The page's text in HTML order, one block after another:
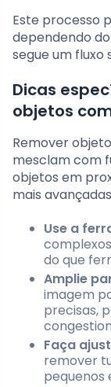
Este processo
dependendo
segue um fluxo
Dicas
objetos
Remover
mesclam com
objetos em
mais
Use a
do que
Amplie
imagem
precisas,
Faça
remover
pequenos